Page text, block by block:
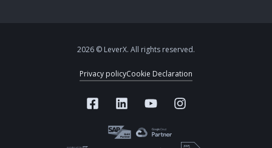
2026 © LeverX. All rights reserved.
Privacy policyCookie Declaration